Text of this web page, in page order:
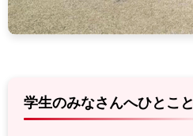
学生のみなさんへひとこと